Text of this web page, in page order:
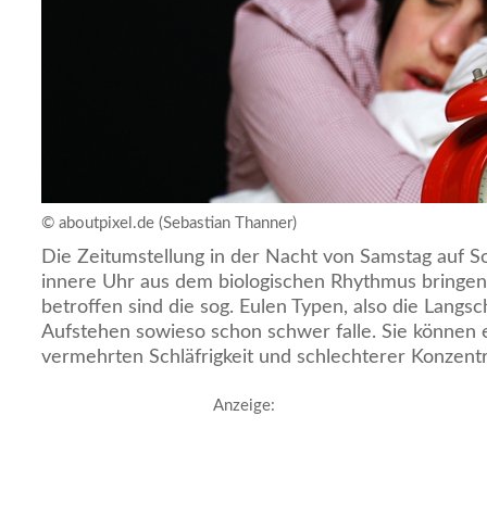
© aboutpixel.de (Sebastian Thanner)
Die Zeitumstellung in der Nacht von Samstag auf
innere Uhr aus dem biologischen Rhythmus
betroffen sind die sog. Eulen Typen, also die
Aufstehen sowieso schon schwer falle. Sie können
vermehrten Schläfrigkeit und schlechterer
Anzeige: